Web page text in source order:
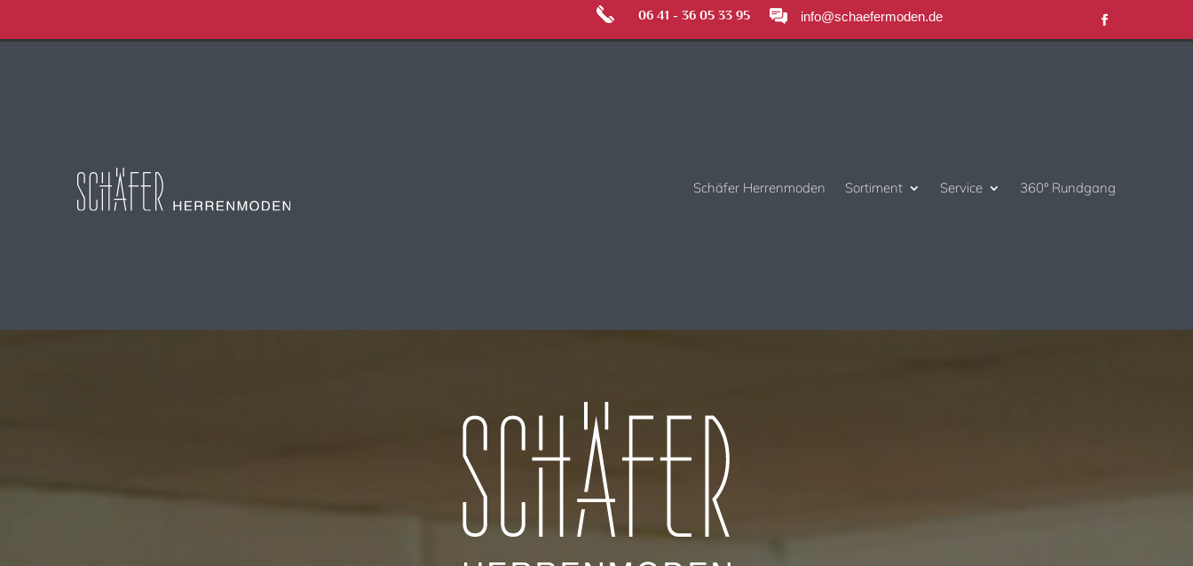
06 41 - 36 05 33 95 info@schaefermoden.de
Schäfer Herrenmoden Sortiment Service 360° Rundgang